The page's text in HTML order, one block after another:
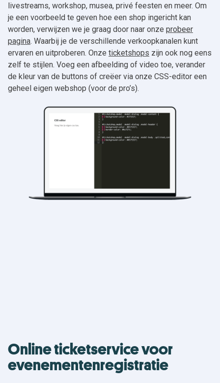
livestreams, workshop, musea, privé feesten en meer. Om
je een voorbeeld te geven hoe een shop ingericht kan
worden, verwijzen we je graag door naar onze probeer
pagina. Waarbij je de verschillende verkoopkanalen kunt
ervaren en uitproberen. Onze ticketshops zijn ook nog eens
zelf te stijlen. Voeg een afbeelding of video toe, verander
de kleur van de buttons of creëer via onze CSS-editor een
geheel eigen webshop (voor de pro’s).
Online ticketservice voor
evenementenregistratie